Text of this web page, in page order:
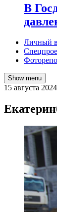
В
Личный
Show menu
15 августа